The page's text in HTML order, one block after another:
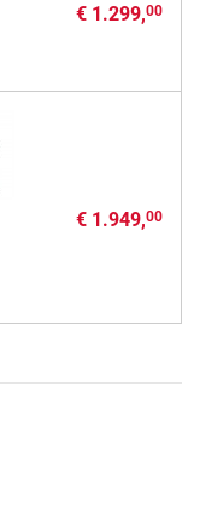
€ 1.299,00
€ 1.949,00